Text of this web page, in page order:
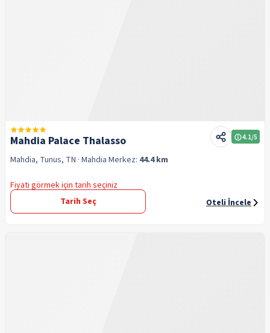
Mahdia Palace Thalasso 4.1/5
Mahdia, Tunus, TN · Mahdia Merkez: 44.4 km
Fiyatı görmek için tarih seçiniz
Tarih Seç
Oteli İncele